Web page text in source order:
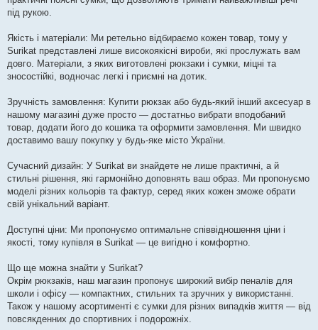
під рукою.
Якість і матеріали: Ми ретельно відбираємо кожен товар, тому у
Surikat представлені лише високоякісні вироби, які прослужать вам
довго. Матеріали, з яких виготовлені рюкзаки і сумки, міцні та
зносостійкі, водночас легкі і приємні на дотик.
Зручність замовлення: Купити рюкзак або будь-який інший аксесуар в
нашому магазині дуже просто — достатньо вибрати вподобаний
товар, додати його до кошика та оформити замовлення. Ми швидко
доставимо вашу покупку у будь-яке місто України.
Сучасний дизайн: У Surikat ви знайдете не лише практичні, а й
стильні рішення, які гармонійно доповнять ваш образ. Ми пропонуємо
моделі різних кольорів та фактур, серед яких кожен зможе обрати
свій унікальний варіант.
Доступні ціни: Ми пропонуємо оптимальне співвідношення ціни і
якості, тому купівля в Surikat — це вигідно і комфортно.
Що ще можна знайти у Surikat?
Окрім рюкзаків, наш магазин пропонує широкий вибір пеналів для
школи і офісу — компактних, стильних та зручних у використанні.
Також у нашому асортименті є сумки для різних випадків життя — від
повсякденних до спортивних і подорожніх.